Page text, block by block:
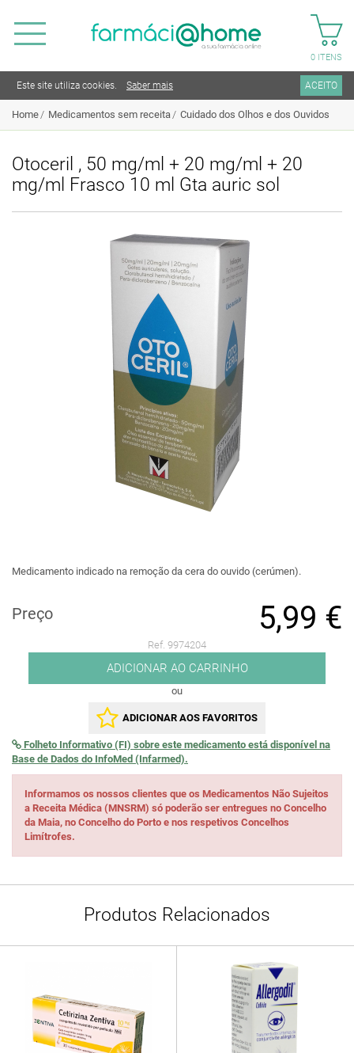
0 ITENS
Este site utiliza cookies. Saber mais ACEITO
Home Medicamentos sem receita Cuidado dos Olhos e dos Ouvidos
Otoceril , 50 mg/ml + 20 mg/ml + 20
mg/ml Frasco 10 ml Gta auric sol
Medicamento indicado na remoção da cera do ouvido (cerúmen).
Preço 5,99 €
Ref. 9974204
ADICIONAR AO CARRINHO
ou
ADICIONAR AOS FAVORITOS
Folheto Informativo (FI) sobre este medicamento está disponível na
Base de Dados do InfoMed (Infarmed).
Informamos os nossos clientes que os Medicamentos Não Sujeitos
a Receita Médica (MNSRM) só poderão ser entregues no Concelho
da Maia, no Concelho do Porto e nos respetivos Concelhos
Limítrofes.
Produtos Relacionados